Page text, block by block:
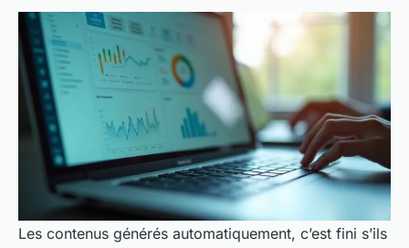
Les contenus générés automatiquement, c’est fini s’ils